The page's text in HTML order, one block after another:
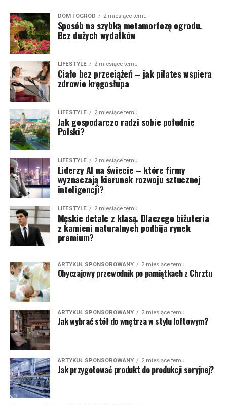
DOM I OGRÓD 2 miesiące temu
Sposób na szybką metamorfozę ogrodu.
Bez dużych wydatków
LIFESTYLE 2 miesiące temu
Ciało bez przeciążeń – jak pilates wspiera
zdrowie kręgosłupa
LIFESTYLE 2 miesiące temu
Jak gospodarczo radzi sobie południe
Polski?
LIFESTYLE 2 miesiące temu
Liderzy AI na świecie – które firmy
wyznaczają kierunek rozwoju sztucznej
inteligencji?
LIFESTYLE 2 miesiące temu
Męskie detale z klasą. Dlaczego biżuteria
z kamieni naturalnych podbija rynek
premium?
ARTYKUŁ SPONSOROWANY 2 miesiące temu
Obyczajowy przewodnik po pamiątkach z Chrztu
ARTYKUŁ SPONSOROWANY 2 miesiące temu
Jak wybrać stół do wnętrza w stylu loftowym?
ARTYKUŁ SPONSOROWANY 2 miesiące temu
Jak przygotować produkt do produkcji seryjnej?